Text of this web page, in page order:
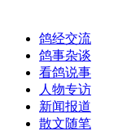
鸽经交流
鸽事杂谈
看鸽说事
人物专访
新闻报道
散文随笔